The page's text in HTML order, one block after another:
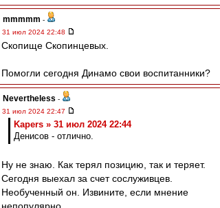
mmmmm -
31 июл 2024 22:48
Скопище Скопинцевых.
Помогли сегодня Динамо свои воспитанники?
Nevertheless -
31 июл 2024 22:47
Kapers » 31 июл 2024 22:44
Денисов - отлично.
Ну не знаю. Как терял позицию, так и теряет.
Сегодня выехал за счет сослуживцев.
Необученный он. Извините, если мнение